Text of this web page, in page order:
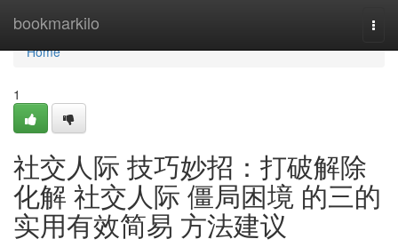
bookmarkilo
Home
Home
1
社交人际 技巧妙招：打破解除
化解 社交人际 僵局困境 的三的
实用有效简易 方法建议